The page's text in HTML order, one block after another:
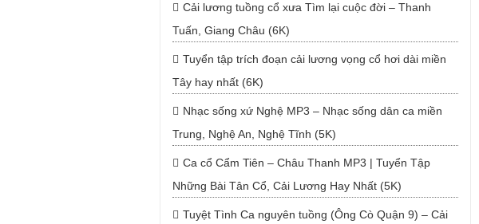
Cải lương tuồng cổ xưa Tìm lại cuộc đời – Thanh
Tuấn, Giang Châu (6K)
Tuyển tập trích đoạn cải lương vọng cổ hơi dài miền
Tây hay nhất (6K)
Nhạc sống xứ Nghệ MP3 – Nhạc sống dân ca miền
Trung, Nghệ An, Nghệ Tĩnh (5K)
Ca cổ Cẩm Tiên – Châu Thanh MP3 | Tuyển Tập
Những Bài Tân Cổ, Cải Lương Hay Nhất (5K)
Tuyệt Tình Ca nguyên tuồng (Ông Cò Quận 9) – Cải